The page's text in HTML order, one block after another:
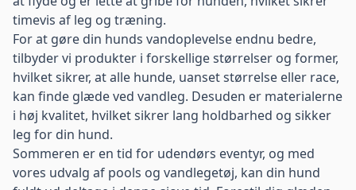
timevis af leg og træning.
For at gøre din hunds vandoplevelse endnu bedre,
tilbyder vi produkter i forskellige størrelser og former,
hvilket sikrer, at alle hunde, uanset størrelse eller race,
kan finde glæde ved vandleg. Desuden er materialerne
i høj kvalitet, hvilket sikrer lang holdbarhed og sikker
leg for din hund.
Sommeren er en tid for udendørs eventyr, og med
vores udvalg af pools og vandlegetøj, kan din hund